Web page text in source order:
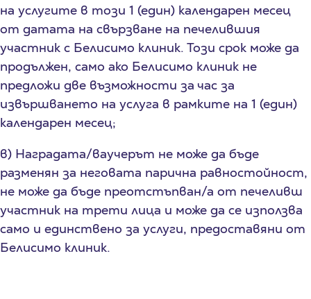
на услугите в този 1 (един) календарен месец
от датата на свързване на печелившия
участник с Белисимо клиник. Този срок може да
продължен, само ако Белисимо клиник не
предложи две възможности за час за
извършването на услуга в рамките на 1 (един)
календарен месец;
в) Наградата/ваучерът не може да бъде
разменян за неговата парична равностойност,
не може да бъде преотстъпван/а от печеливш
участник на трети лица и може да се използва
само и единствено за услуги, предоставяни от
Белисимо клиник.